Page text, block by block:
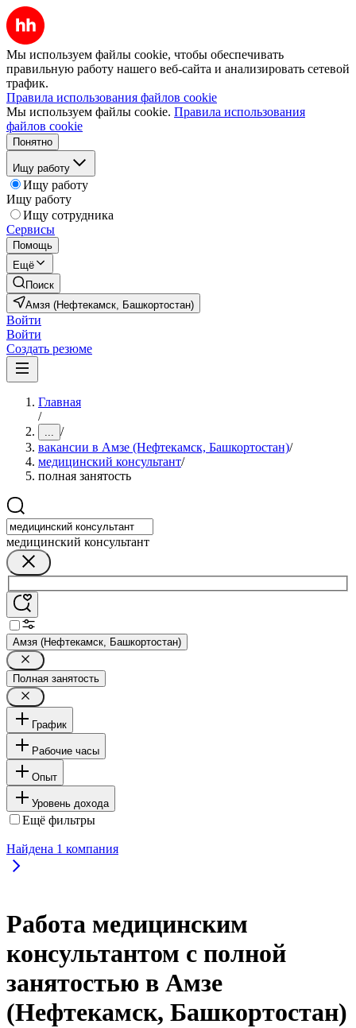
Мы используем файлы cookie, чтобы обеспечивать
правильную работу нашего веб-сайта и анализировать сетевой
трафик.
Правила использования файлов cookie
Мы используем файлы cookie. Правила использования
файлов cookie
Понятно
Ищу работу
Ищу работу
Ищу работу
Ищу сотрудника
Сервисы
Помощь
Ещё
Поиск
Амзя (Нефтекамск, Башкортостан)
Войти
Войти
Создать резюме
Главная
/
... /
вакансии в Амзе (Нефтекамск, Башкортостан)/
медицинский консультант/
полная занятость
медицинский консультант
Амзя (Нефтекамск, Башкортостан)
Полная занятость
График
Рабочие часы
Опыт
Уровень дохода
Ещё фильтры
Найдена 1 компания
Работа медицинским
консультантом с полной
занятостью в Амзе
(Нефтекамск, Башкортостан)